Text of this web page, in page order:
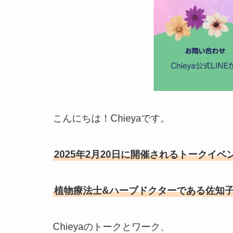
こんにちは！Chieyaです。
2025年2月20日に開催されるトークイベ
植物療法士&ハーブドクターである佐知
Chieyaのトークとワーク、